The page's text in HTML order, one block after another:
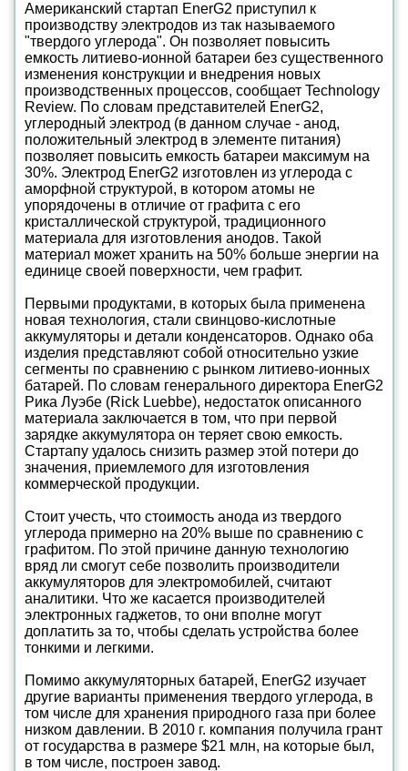
Американский стартап EnerG2 приступил к
производству электродов из так называемого
"твердого углерода". Он позволяет повысить
емкость литиево-ионной батареи без существенного
изменения конструкции и внедрения новых
производственных процессов, сообщает Technology
Review. По словам представителей EnerG2,
углеродный электрод (в данном случае - анод,
положительный электрод в элементе питания)
позволяет повысить емкость батареи максимум на
30%. Электрод EnerG2 изготовлен из углерода с
аморфной структурой, в котором атомы не
упорядочены в отличие от графита с его
кристаллической структурой, традиционного
материала для изготовления анодов. Такой
материал может хранить на 50% больше энергии на
единице своей поверхности, чем графит.
Первыми продуктами, в которых была применена
новая технология, стали свинцово-кислотные
аккумуляторы и детали конденсаторов. Однако оба
изделия представляют собой относительно узкие
сегменты по сравнению с рынком литиево-ионных
батарей. По словам генерального директора EnerG2
Рика Луэбе (Rick Luebbe), недостаток описанного
материала заключается в том, что при первой
зарядке аккумулятора он теряет свою емкость.
Стартапу удалось снизить размер этой потери до
значения, приемлемого для изготовления
коммерческой продукции.
Стоит учесть, что стоимость анода из твердого
углерода примерно на 20% выше по сравнению с
графитом. По этой причине данную технологию
вряд ли смогут себе позволить производители
аккумуляторов для электромобилей, считают
аналитики. Что же касается производителей
электронных гаджетов, то они вполне могут
доплатить за то, чтобы сделать устройства более
тонкими и легкими.
Помимо аккумуляторных батарей, EnerG2 изучает
другие варианты применения твердого углерода, в
том числе для хранения природного газа при более
низком давлении. В 2010 г. компания получила грант
от государства в размере $21 млн, на которые был,
в том числе, построен завод.